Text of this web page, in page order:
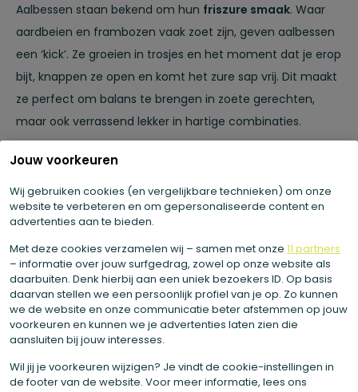
Jouw voorkeuren
Wij gebruiken cookies (en vergelijkbare technieken) om onze
website te verbeteren en om gepersonaliseerde content en
advertenties aan te bieden.
Met deze cookies verzamelen wij – samen met onze 11 partners
– informatie over jouw surfgedrag, zowel op onze website als
daarbuiten. Denk hierbij aan een uniek bezoekers ID. Op basis
daarvan stellen we een persoonlijk profiel van je op. Zo kunnen
we de website en onze communicatie beter afstemmen op jouw
voorkeuren en kunnen we je advertenties laten zien die
aansluiten bij jouw interesses.
Wil jij je voorkeuren wijzigen? Je vindt de cookie-instellingen in
de footer van de website. Voor meer informatie, lees ons
Aalbessen staan bekend om hun friszure smaak. Waar
aardbeien en frambozen vaak zoet zijn, geven aalbessen
een ‘kick’. Ze groeien in trosjes en het moment dat je erop
bijt, knappen ze open en komt het zure sap vrij. Dit maakt
ze perfect om balans te brengen in zoete gerechten,
maar ook verrassend lekker in hartige combinaties.